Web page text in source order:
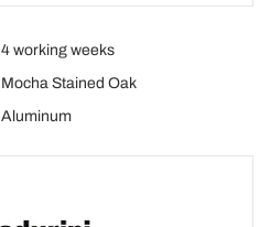
4 working weeks
Mocha Stained Oak
Aluminum